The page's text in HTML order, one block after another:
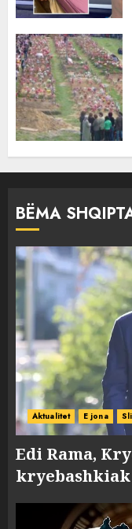
BËMA
Aktualitet E jona
Edi Rama,